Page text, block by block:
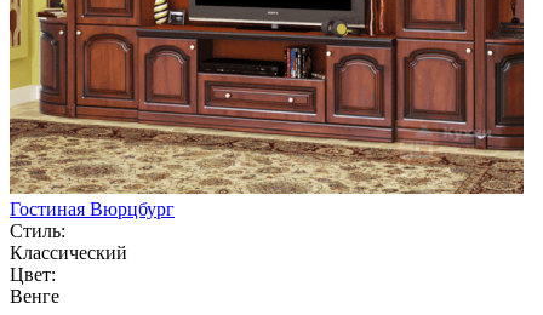
Гостиная Вюрцбург
Стиль:
Классический
Цвет:
Венге